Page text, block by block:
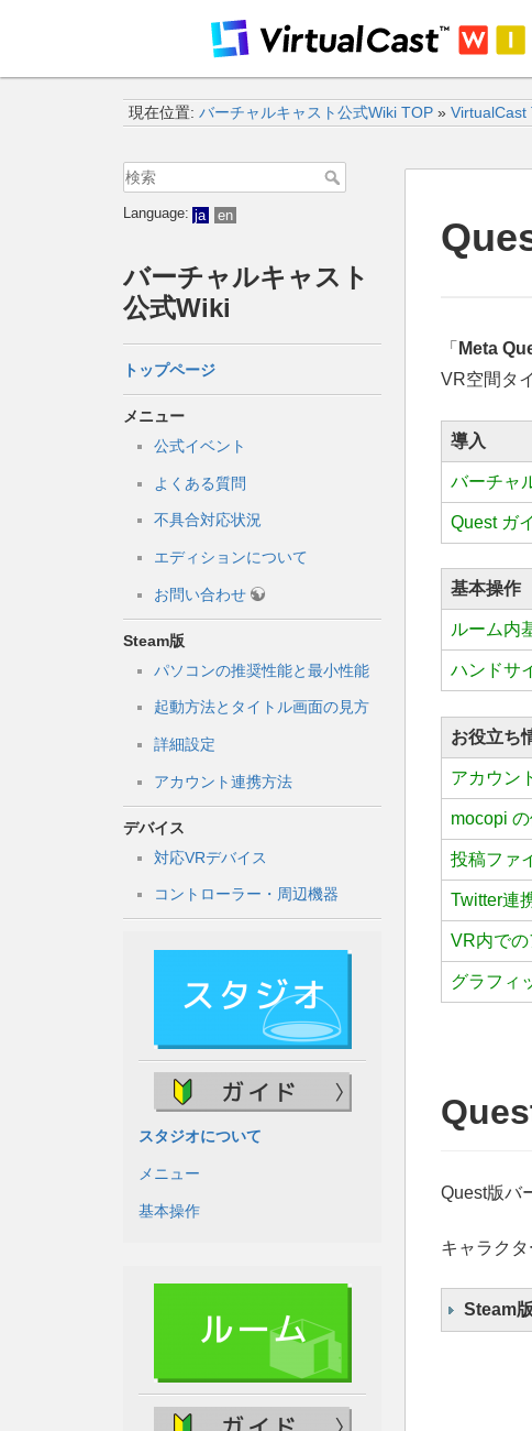
現在位置: バーチャルキャスト公式Wiki TOP» VirtualCast
Language: ja en
バーチャルキャスト
公式Wiki
トップページ
メニュー
公式イベント
よくある質問
不具合対応状況
エディションについて
お問い合わせ
Steam版
パソコンの推奨性能と最小性能
起動方法とタイトル画面の見方
詳細設定
アカウント連携方法
デバイス
対応VRデバイス
コントローラー・周辺機器
スタジオについて
メニュー
基本操作
「 Meta
VR空間タ
導入
バーチャ
Quest ガ
基本操作
ルーム内
ハンドサ
お役立ち
アカウン
mocopi
投稿ファ
Twitter連
VR内で
グラフィ
Quest版バ
キャラク
Steam